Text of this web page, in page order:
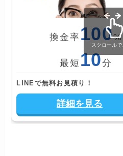
換金率 100%
最短 10分
LINEで無料お見積り！
詳細を見る